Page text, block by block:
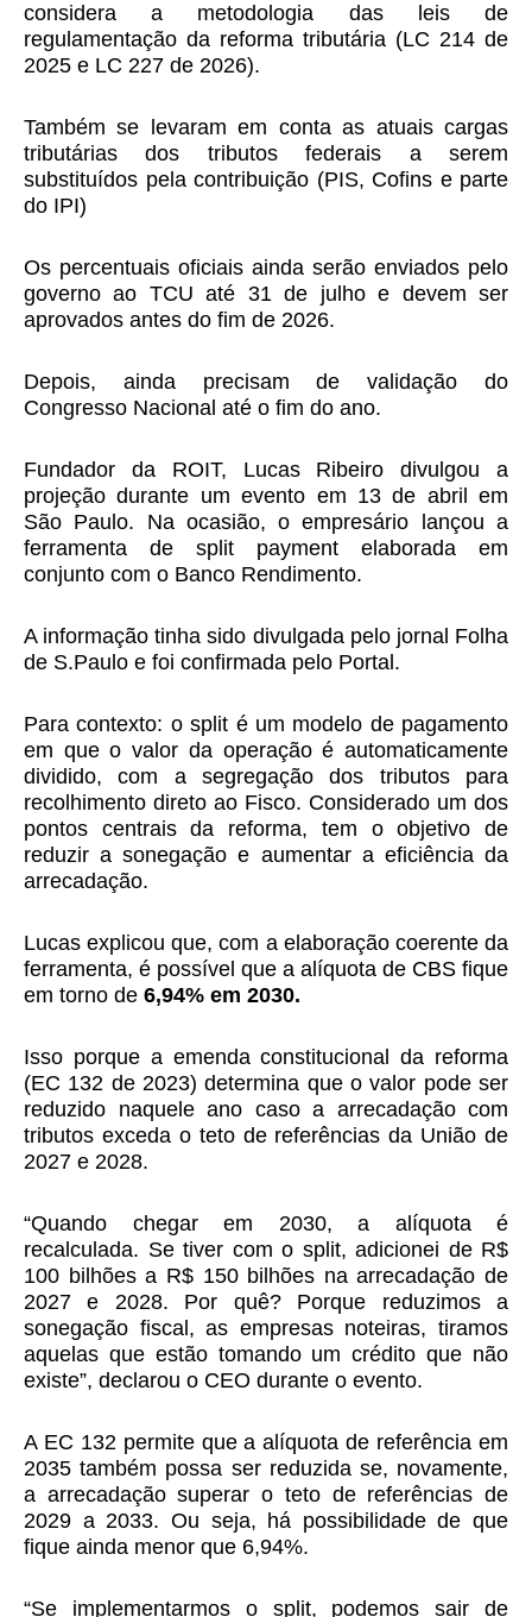
considera a metodologia das leis de
regulamentação da reforma tributária (LC 214 de
2025 e LC 227 de 2026).
Também se levaram em conta as atuais cargas
tributárias dos tributos federais a serem
substituídos pela contribuição (PIS, Cofins e parte
do IPI)
Os percentuais oficiais ainda serão enviados pelo
governo ao TCU até 31 de julho e devem ser
aprovados antes do fim de 2026.
Depois, ainda precisam de validação do
Congresso Nacional até o fim do ano.
Fundador da ROIT, Lucas Ribeiro divulgou a
projeção durante um evento em 13 de abril em
São Paulo. Na ocasião, o empresário lançou a
ferramenta de split payment elaborada em
conjunto com o Banco Rendimento.
A informação tinha sido divulgada pelo jornal Folha
de S.Paulo e foi confirmada pelo Portal.
Para contexto: o split é um modelo de pagamento
em que o valor da operação é automaticamente
dividido, com a segregação dos tributos para
recolhimento direto ao Fisco. Considerado um dos
pontos centrais da reforma, tem o objetivo de
reduzir a sonegação e aumentar a eficiência da
arrecadação.
Lucas explicou que, com a elaboração coerente da
ferramenta, é possível que a alíquota de CBS fique
em torno de 6,94% em 2030.
Isso porque a emenda constitucional da reforma
(EC 132 de 2023) determina que o valor pode ser
reduzido naquele ano caso a arrecadação com
tributos exceda o teto de referências da União de
2027 e 2028.
“Quando chegar em 2030, a alíquota é
recalculada. Se tiver com o split, adicionei de R$
100 bilhões a R$ 150 bilhões na arrecadação de
2027 e 2028. Por quê? Porque reduzimos a
sonegação fiscal, as empresas noteiras, tiramos
aquelas que estão tomando um crédito que não
existe”, declarou o CEO durante o evento.
A EC 132 permite que a alíquota de referência em
2035 também possa ser reduzida se, novamente,
a arrecadação superar o teto de referências de
2029 a 2033. Ou seja, há possibilidade de que
fique ainda menor que 6,94%.
“Se implementarmos o split, podemos sair de